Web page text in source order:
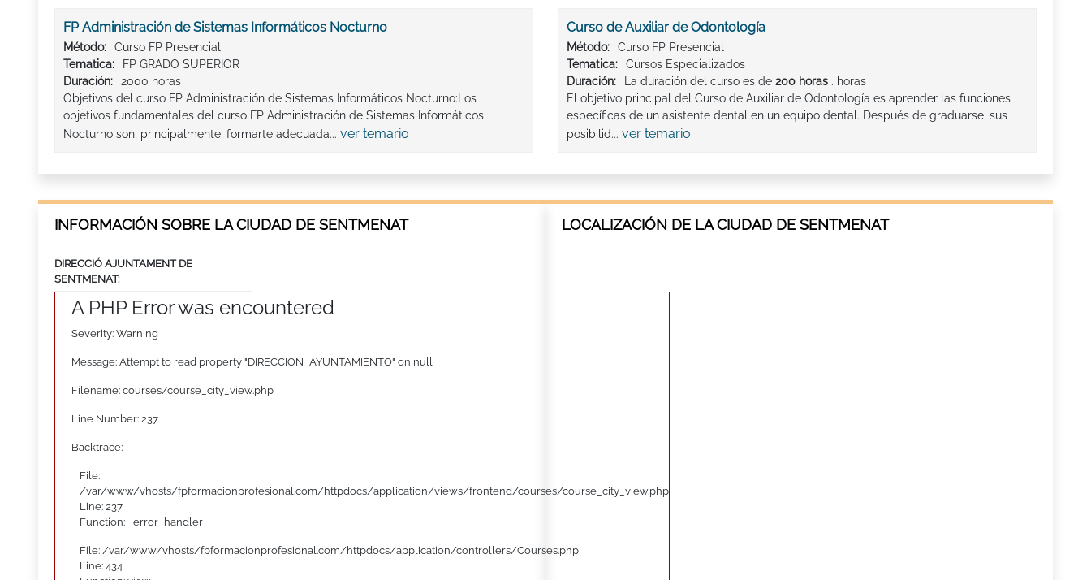
FP Administración de Sistemas Informáticos Nocturno
Método:
Curso FP Presencial
Tematica:
FP GRADO SUPERIOR
Duración:
2000 horas
Objetivos del curso FP Administración de Sistemas Informáticos Nocturno:Los
objetivos fundamentales del curso FP Administración de Sistemas Informáticos
Nocturno son, principalmente, formarte adecuada... ver temario
Curso de Auxiliar de Odontología
Método:
Curso FP Presencial
Tematica:
Cursos Especializados
Duración:
La duración del curso es de 200 horas . horas
El objetivo principal del Curso de Auxiliar de Odontología es aprender las funciones
específicas de un asistente dental en un equipo dental. Después de graduarse, sus
posibilid... ver temario
INFORMACIÓN SOBRE LA CIUDAD DE SENTMENAT
DIRECCIÓ AJUNTAMENT DE
SENTMENAT:
A PHP Error was encountered
Severity: Warning
Message: Attempt to read property "DIRECCION_AYUNTAMIENTO" on null
Filename: courses/course_city_view.php
Line Number: 237
Backtrace:
File:
/var/www/vhosts/fpformacionprofesional.com/httpdocs/application/views/frontend/courses/course_city_view.php
Line: 237
Function: _error_handler
File: /var/www/vhosts/fpformacionprofesional.com/httpdocs/application/controllers/Courses.php
Line: 434
LOCALIZACIÓN DE LA CIUDAD DE SENTMENAT